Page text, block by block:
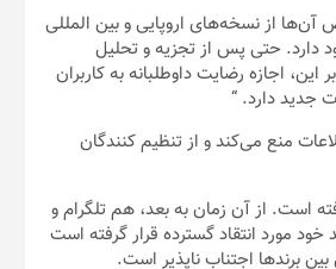
از نسخه‌های اروپایی و بین المللی
دارد. حتی پس از تجزیه و تحلیل
اجازه رضایت داوطلبانه به کاربران
جدید دارد. “
منع می‌کند و از تنظیم کنندگان
است. از آن زمان به بعد، هم تلگرام و
مورد انتقاد گسترده قرار گرفته است